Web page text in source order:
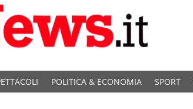
POLITICA & ECONOMIA SPORT